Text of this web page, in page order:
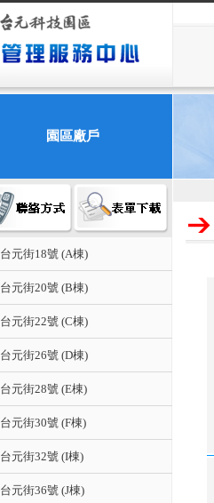
園區廠戶
台元街18號 (A棟)
台元街20號 (B棟)
台元街22號 (C棟)
台元街26號 (D棟)
台元街28號 (E棟)
台元街30號 (F棟)
台元街32號 (I棟)
台元街36號 (J棟)